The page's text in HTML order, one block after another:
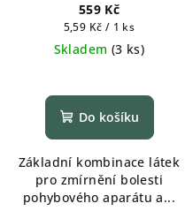
559 Kč
Měrná
cena:
5,59 Kč / 1 ks
Skladem (3 ks)
hodnocení
produktu
z
5
hvězdiček.
Do košíku
Základní kombinace látek
pro zmírnění bolesti
pohybového aparátu a...